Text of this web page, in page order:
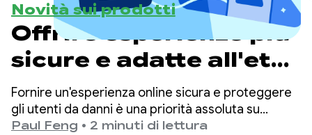
Novità sui prodotti
Offrire esperienze più
sicure e adatte all'età
su Google Play
Fornire un'esperienza online sicura e proteggere
gli utenti da danni è una priorità assoluta su
Google Play.
Paul Feng • 2 minuti di lettura